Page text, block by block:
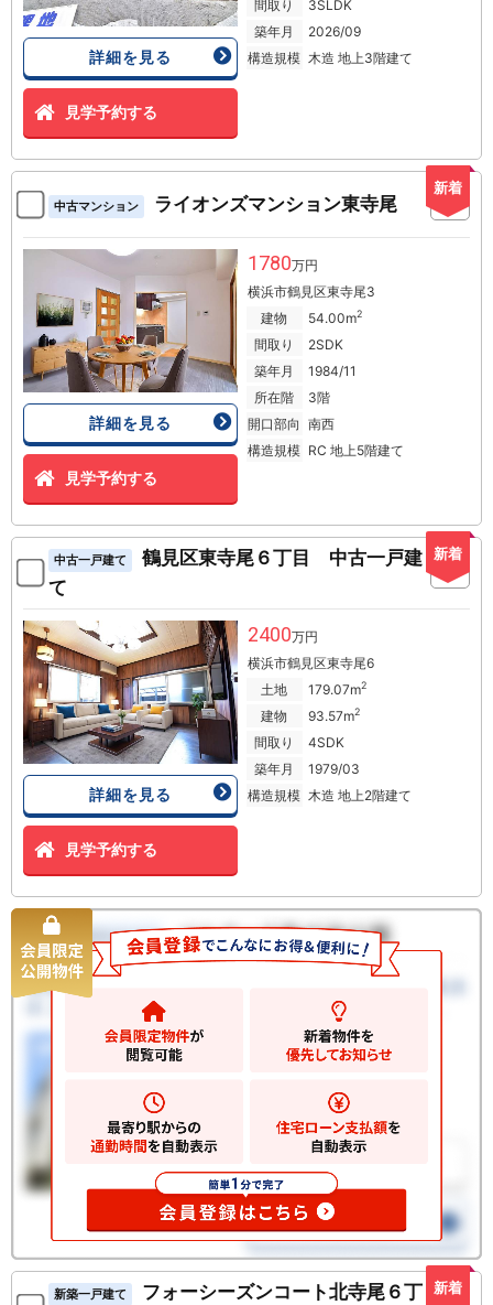
詳細を見る
見学予約する
間取り
3SLDK
築年月
2026/09
構造規模 木造 地上3階建て
新着
中古マンション ライオンズマンション東寺尾
詳細を見る
見学予約する
1780万円
横浜市鶴見区東寺尾3
建物
54.00m2
間取り
2SDK
築年月
1984/11
所在階
3階
開口部向 南西
構造規模 RC 地上5階建て
新着
中古一戸建て
鶴見区東寺尾６丁目 中古一戸建
て
詳細を見る
見学予約する
2400万円
横浜市鶴見区東寺尾6
土地
179.07m2
建物 93.57m2
間取り
4SDK
築年月
1979/03
構造規模 木造 地上2階建て
新着
新築一戸建て
フォーシーズンコート北寺尾６丁